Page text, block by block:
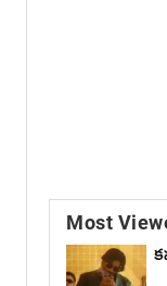
Most